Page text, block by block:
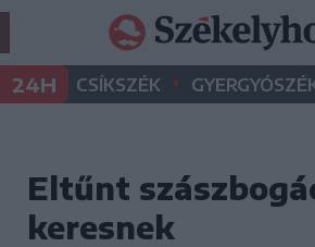
24H CSÍKSZÉK •
Eltűnt
keresnek